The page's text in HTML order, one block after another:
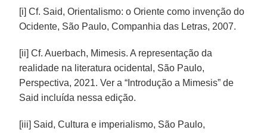
[i] Cf. Said, Orientalismo: o Oriente como invenção do
Ocidente, São Paulo, Companhia das Letras, 2007.
[ii] Cf. Auerbach, Mimesis. A representação da
realidade na literatura ocidental, São Paulo,
Perspectiva, 2021. Ver a “Introdução a Mimesis” de
Said incluída nessa edição.
[iii] Said, Cultura e imperialismo, São Paulo,